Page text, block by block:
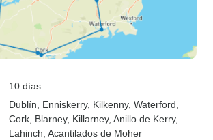
10 días
Dublín , Enniskerry, Kilkenny, Waterford
Cork , Blarney, Killarney, Anillo de Kerry,
Lahinch , Acantilados de Moher